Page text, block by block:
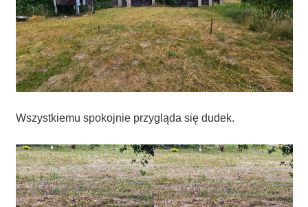
Wszystkiemu spokojnie przygląda się dudek.